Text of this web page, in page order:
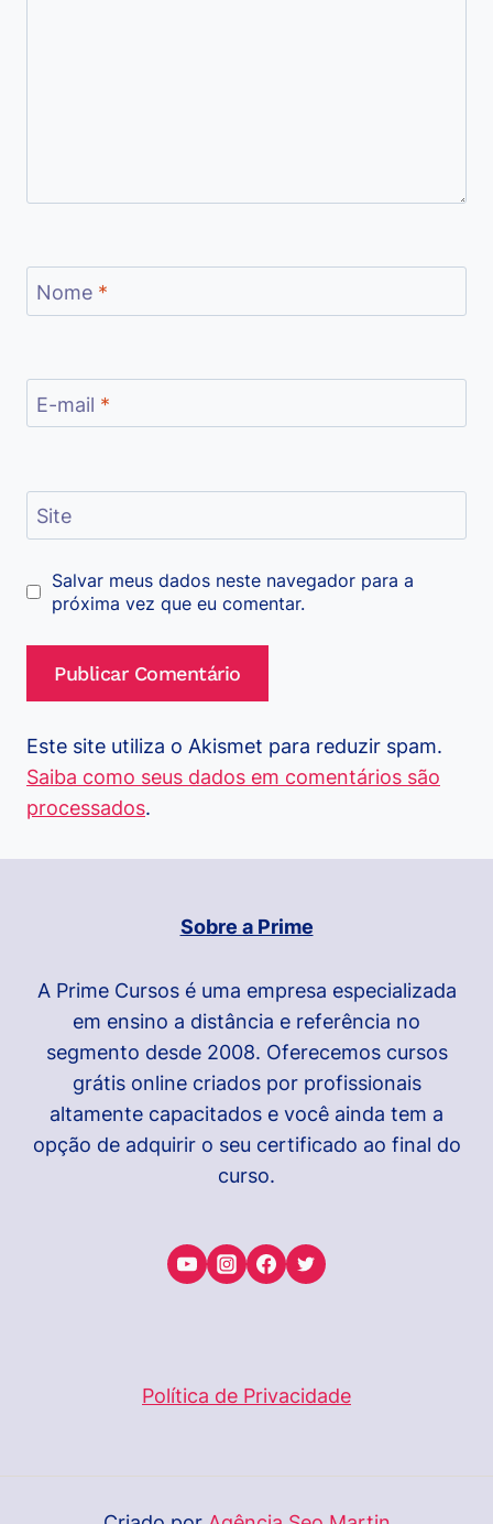
Nome *
E-mail *
Site
Salvar meus dados neste navegador para a
próxima vez que eu comentar.
Este site utiliza o Akismet para reduzir spam.
Saiba como seus dados em comentários são
processados.
Sobre a Prime
A Prime Cursos é uma empresa especializada
em ensino a distância e referência no
segmento desde 2008. Oferecemos cursos
grátis online criados por profissionais
altamente capacitados e você ainda tem a
opção de adquirir o seu certificado ao final do
curso.
Política de Privacidade